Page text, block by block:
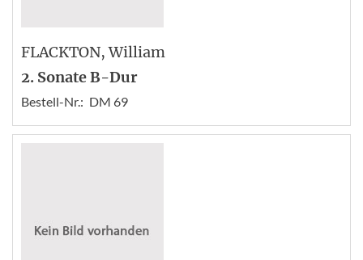
FLACKTON, William
2. Sonate B-Dur
Bestell-Nr.: DM 69